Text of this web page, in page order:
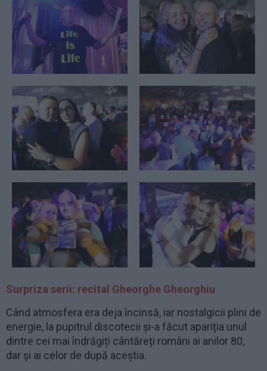
Surpriza serii: recital Gheorghe Gheorghiu
Când atmosfera era deja încinsă, iar nostalgicii plini de
energie, la pupitrul discotecii și-a făcut apariția unul
dintre cei mai îndrăgiți cântăreți români ai anilor 80,
dar și ai celor de după aceștia.